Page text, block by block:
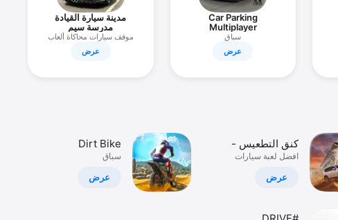
Car Parking
Multiplayer
سباق
عرض
مدينة سيارة القيادة
مدرسة سيم
موقف سيارات محاكاة ألعاب
عرض
كنق التطعيس -
هجوله و تطعيس
افضل لعبة سيارات
عرض
Dirt Bike
Unchained
سباق
عرض